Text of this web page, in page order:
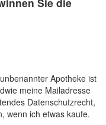
Apotheke ist
meine Mailadresse
Datenschutzrecht,
wenn ich etwas kaufe.